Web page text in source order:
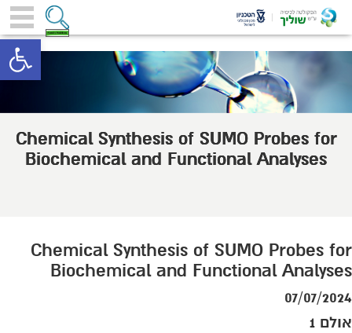
Chemical Synthesis of SUMO Probes for
Biochemical and Functional Analyses
Chemical Synthesis of SUMO Probes for
Biochemical and Functional Analyses
07/07/2024
אולם 1